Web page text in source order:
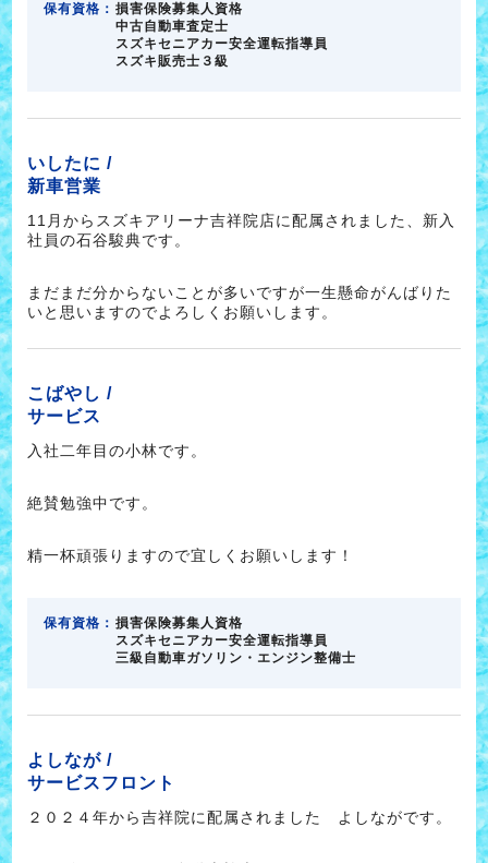
保有資格： 損害保険募集人資格
中古自動車査定士
スズキセニアカー安全運転指導員
スズキ販売士３級
いしたに /
新車営業
11月からスズキアリーナ吉祥院店に配属されました、新入
社員の石谷駿典です。
まだまだ分からないことが多いですが一生懸命がんばりた
いと思いますのでよろしくお願いします。
こばやし /
サービス
入社二年目の小林です。
絶賛勉強中です。
精一杯頑張りますので宜しくお願いします！
保有資格： 損害保険募集人資格
スズキセニアカー安全運転指導員
三級自動車ガソリン・エンジン整備士
よしなが /
サービスフロント
２０２４年から吉祥院に配属されました よしながです。